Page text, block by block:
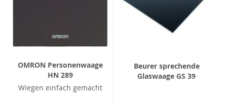
OMRON Personenwaage
HN 289
Wiegen einfach gemacht
Beurer sprechende
Glaswaage GS 39